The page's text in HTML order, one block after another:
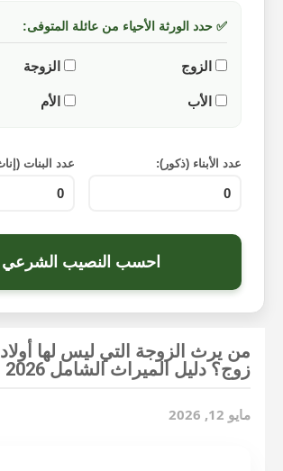
✅ حدد الورثة الأحياء من عائلة المتوفى:
الزوج الزوجة
الأب الأم
عدد الأبناء (ذكور): عدد البنات (إناث):
احسب النصيب الشرعي
من يرث الزوجة التي ليس لها أولاد ولا
زوج؟ دليل الميراث الشامل 2026
مايو 12, 2026